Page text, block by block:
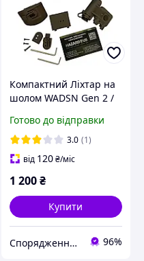
Компактний Ліхтар на
шолом WADSN Gen 2 /
Кріпленнями у
комплекті Хакі
Готово до відправки
3.0 (1)
від 120₴/міс
1 200₴
Купити
Спорядження Hazardous 96%